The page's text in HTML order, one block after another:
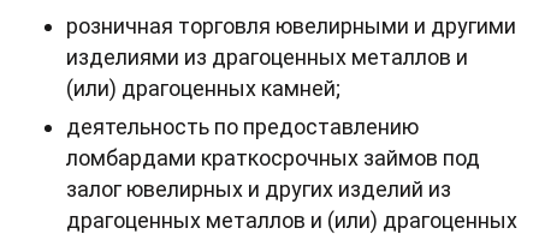
розничная торговля ювелирными и другими
изделиями из драгоценных металлов и
(или) драгоценных камней;
деятельность по предоставлению
ломбардами краткосрочных займов под
залог ювелирных и других изделий из
драгоценных металлов и (или) драгоценных